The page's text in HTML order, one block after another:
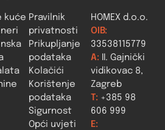
kuće Pravilnik
privatnosti
Prikupljanje
podataka
Kolačići
Korištenje
podataka
Sigurnost
Opći uvjeti
HOMEX d.o.o.
OIB:
33538115779
A: II. Gajnički
vidikovac 8,
Zagreb
T: +385 98
606 999
E: